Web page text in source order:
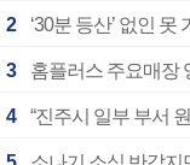
2 ‘30분 등산’ 없인
3 홈플러스 주요매장
4 “진주시 일부 부서